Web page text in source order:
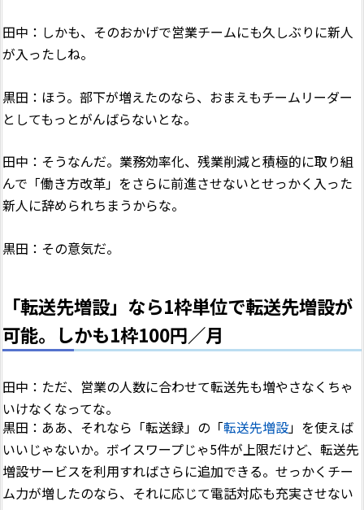
田中：しかも、そのおかげで営業チームにも久しぶりに新人
が入ったしね。
黒田：ほう。部下が増えたのなら、おまえもチームリーダー
としてもっとがんばらないとな。
田中：そうなんだ。業務効率化、残業削減と積極的に取り組
んで「働き方改革」をさらに前進させないとせっかく入った
新人に辞められちまうからな。
黒田：その意気だ。
「転送先増設」なら1枠単位で転送先増設が
可能。しかも1枠100円／月
田中：ただ、営業の人数に合わせて転送先も増やさなくちゃ
いけなくなってな。
黒田：ああ、それなら「転送録」の「転送先増設」を使えば
いいじゃないか。ボイスワープじゃ5件が上限だけど、転送先
増設サービスを利用すればさらに追加できる。せっかくチー
ム力が増したのなら、それに応じて電話対応も充実させない